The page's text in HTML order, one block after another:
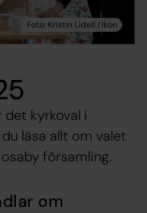
kyrkoval i
läsa allt om valet
församling.
om